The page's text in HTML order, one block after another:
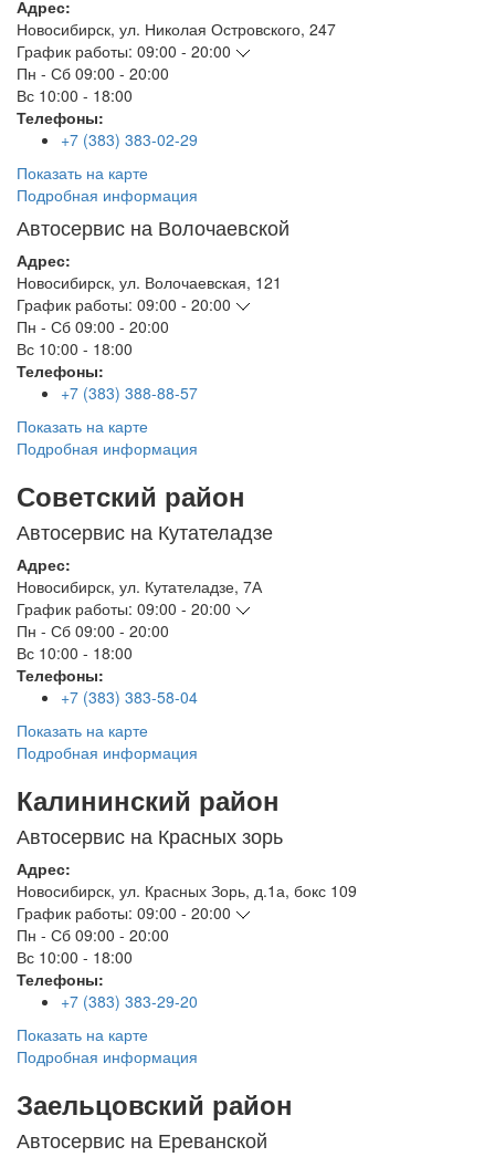
Адрес:
Новосибирск, ул. Николая Островского, 247
График работы: 09:00 - 20:00
Пн - Сб 09:00 - 20:00
Вс 10:00 - 18:00
Телефоны:
+7 (383) 383-02-29
Показать на карте
Подробная информация
Автосервис на Волочаевской
Адрес:
Новосибирск, ул. Волочаевская, 121
График работы: 09:00 - 20:00
Пн - Сб 09:00 - 20:00
Вс 10:00 - 18:00
Телефоны:
+7 (383) 388-88-57
Показать на карте
Подробная информация
Советский район
Автосервис на Кутателадзе
Адрес:
Новосибирск, ул. Кутателадзе, 7А
График работы: 09:00 - 20:00
Пн - Сб 09:00 - 20:00
Вс 10:00 - 18:00
Телефоны:
+7 (383) 383-58-04
Показать на карте
Подробная информация
Калининский район
Автосервис на Красных зорь
Адрес:
Новосибирск, ул. Красных Зорь, д.1а, бокс 109
График работы: 09:00 - 20:00
Пн - Сб 09:00 - 20:00
Вс 10:00 - 18:00
Телефоны:
+7 (383) 383-29-20
Показать на карте
Подробная информация
Заельцовский район
Автосервис на Ереванской